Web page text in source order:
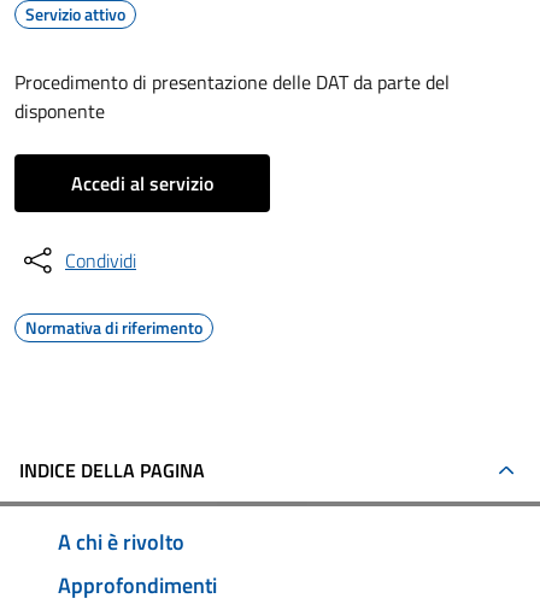
Servizio attivo
Procedimento di presentazione delle DAT da parte del
disponente
Accedi al servizio
Condividi
Normativa di riferimento
INDICE DELLA PAGINA
A chi è rivolto
Approfondimenti